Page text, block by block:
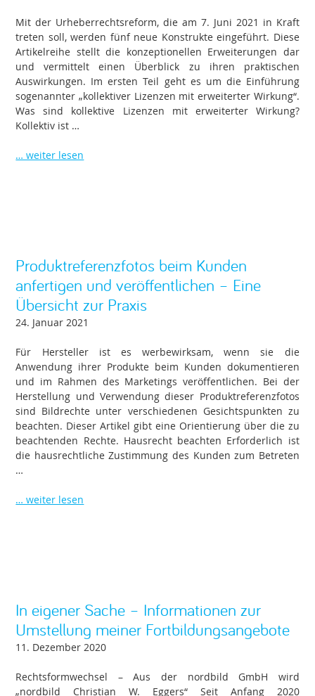
Mit der Urheberrechtsreform, die am 7. Juni 2021 in Kraft
treten soll, werden fünf neue Konstrukte eingeführt. Diese
Artikelreihe stellt die konzeptionellen Erweiterungen dar
und vermittelt einen Überblick zu ihren praktischen
Auswirkungen. Im ersten Teil geht es um die Einführung
sogenannter „kollektiver Lizenzen mit erweiterter Wirkung“.
Was sind kollektive Lizenzen mit erweiterter Wirkung?
Kollektiv ist …
… weiter lesen
Produktreferenzfotos beim Kunden
anfertigen und veröffentlichen – Eine
Übersicht zur Praxis
24. Januar 2021
Für Hersteller ist es werbewirksam, wenn sie die
Anwendung ihrer Produkte beim Kunden dokumentieren
und im Rahmen des Marketings veröffentlichen. Bei der
Herstellung und Verwendung dieser Produktreferenzfotos
sind Bildrechte unter verschiedenen Gesichtspunkten zu
beachten. Dieser Artikel gibt eine Orientierung über die zu
beachtenden Rechte. Hausrecht beachten Erforderlich ist
die hausrechtliche Zustimmung des Kunden zum Betreten
…
… weiter lesen
In eigener Sache – Informationen zur
Umstellung meiner Fortbildungsangebote
11. Dezember 2020
Rechtsformwechsel – Aus der nordbild GmbH wird
„nordbild Christian W. Eggers“ Seit Anfang 2020